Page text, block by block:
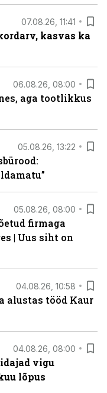
07.08.26, 11:41
kasvas ka
06.08.26, 08:00
aga tootlikkus
05.08.26, 13:22
05.08.26, 08:00
firmaga
| Uus siht on
04.08.26, 10:58
alustas tööd Kaur
04.08.26, 08:00
vigu
lõpus